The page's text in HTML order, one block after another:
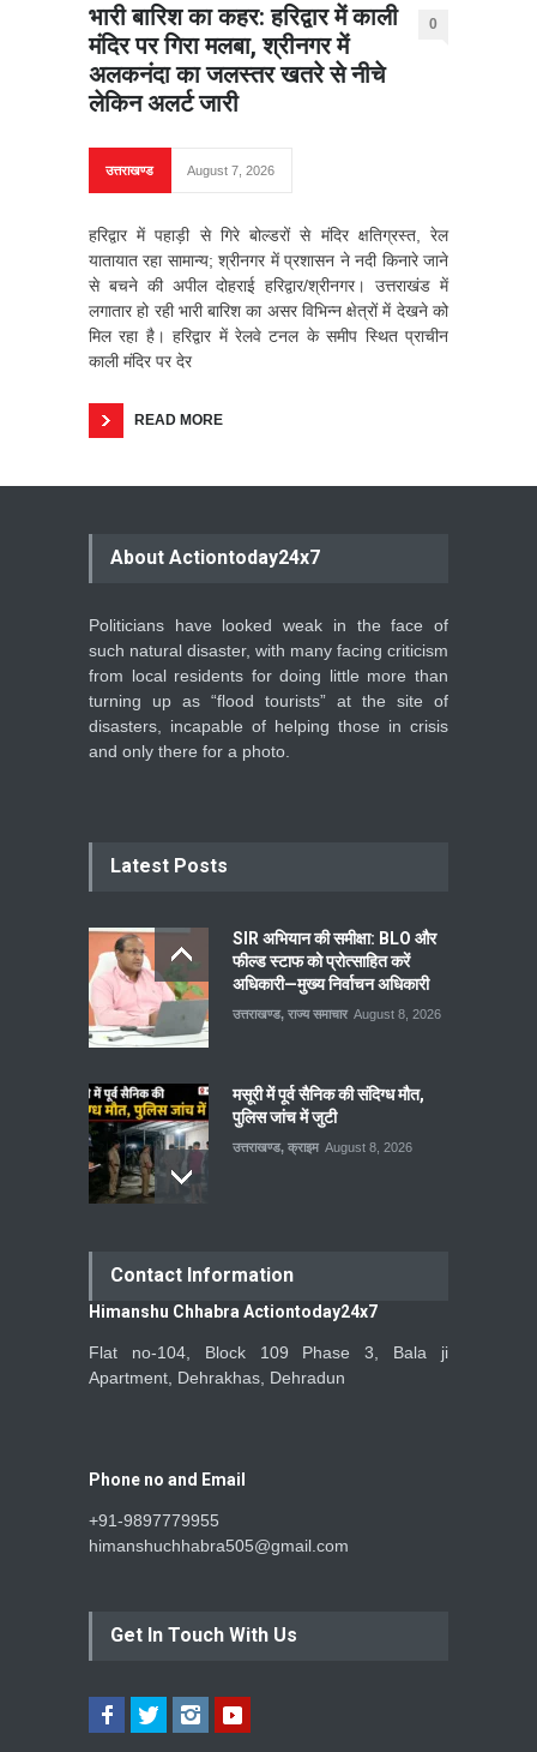
भारी बारिश का कहर: हरिद्वार में काली
मंदिर पर गिरा मलबा, श्रीनगर में
अलकनंदा का जलस्तर खतरे से नीचे
लेकिन अलर्ट जारी
0
उत्तराखण्ड August 7, 2026
हरिद्वार में पहाड़ी से गिरे बोल्डरों से मंदिर क्षतिग्रस्त, रेल
यातायात रहा सामान्य; श्रीनगर में प्रशासन ने नदी किनारे जाने
से बचने की अपील दोहराई हरिद्वार/श्रीनगर। उत्तराखंड में
लगातार हो रही भारी बारिश का असर विभिन्न क्षेत्रों में देखने को
मिल रहा है। हरिद्वार में रेलवे टनल के समीप स्थित प्राचीन
काली मंदिर पर देर
READ MORE
About Actiontoday24x7
Politicians have looked weak in the face of
such natural disaster, with many facing criticism
from local residents for doing little more than
turning up as “flood tourists” at the site of
disasters, incapable of helping those in crisis
and only there for a photo.
Latest Posts
SIR अभियान की समीक्षा: BLO और
फील्ड स्टाफ को प्रोत्साहित करें
अधिकारी—मुख्य निर्वाचन अधिकारी
उत्तराखण्ड, राज्य समाचार August 8, 2026
मसूरी में पूर्व सैनिक की संदिग्ध मौत,
पुलिस जांच में जुटी
उत्तराखण्ड, क्राइम August 8, 2026
Contact Information
Himanshu Chhabra Actiontoday24x7
Flat no-104, Block 109 Phase 3, Bala ji
Apartment, Dehrakhas, Dehradun
Phone no and Email
+91-9897779955
himanshuchhabra505@gmail.com
Get In Touch With Us